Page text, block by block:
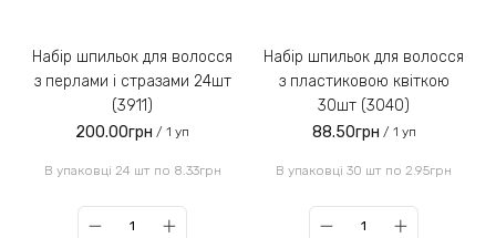
Набір шпильок для волосся
з перлами і стразами 24шт
(3911)
200.00грн / 1 уп
В упаковці 24 шт по 8.33грн
Набір шпильок для волосся
з пластиковою квіткою
30шт (3040)
88.50грн / 1 уп
В упаковці 30 шт по 2.95грн